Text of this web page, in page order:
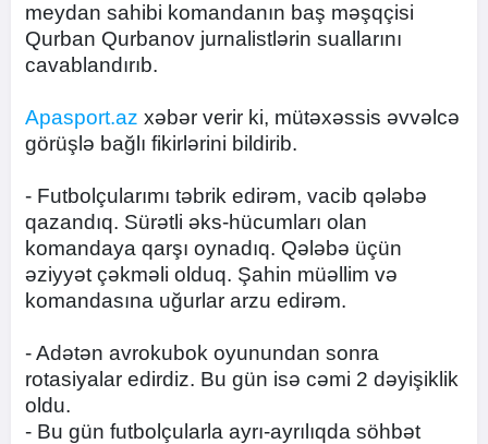
meydan sahibi komandanın baş məşqçisi
Qurban Qurbanov jurnalistlərin suallarını
cavablandırıb.
Apasport.az xəbər verir ki, mütəxəssis əvvəlcə
görüşlə bağlı fikirlərini bildirib.
- Futbolçularımı təbrik edirəm, vacib qələbə
qazandıq. Sürətli əks-hücumları olan
komandaya qarşı oynadıq. Qələbə üçün
əziyyət çəkməli olduq. Şahin müəllim və
komandasına uğurlar arzu edirəm.
- Adətən avrokubok oyunundan sonra
rotasiyalar edirdiz. Bu gün isə cəmi 2 dəyişiklik
oldu.
- Bu gün futbolçularla ayrı-ayrılıqda söhbət